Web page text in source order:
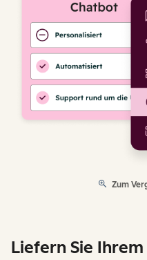
Zum
Liefern Sie